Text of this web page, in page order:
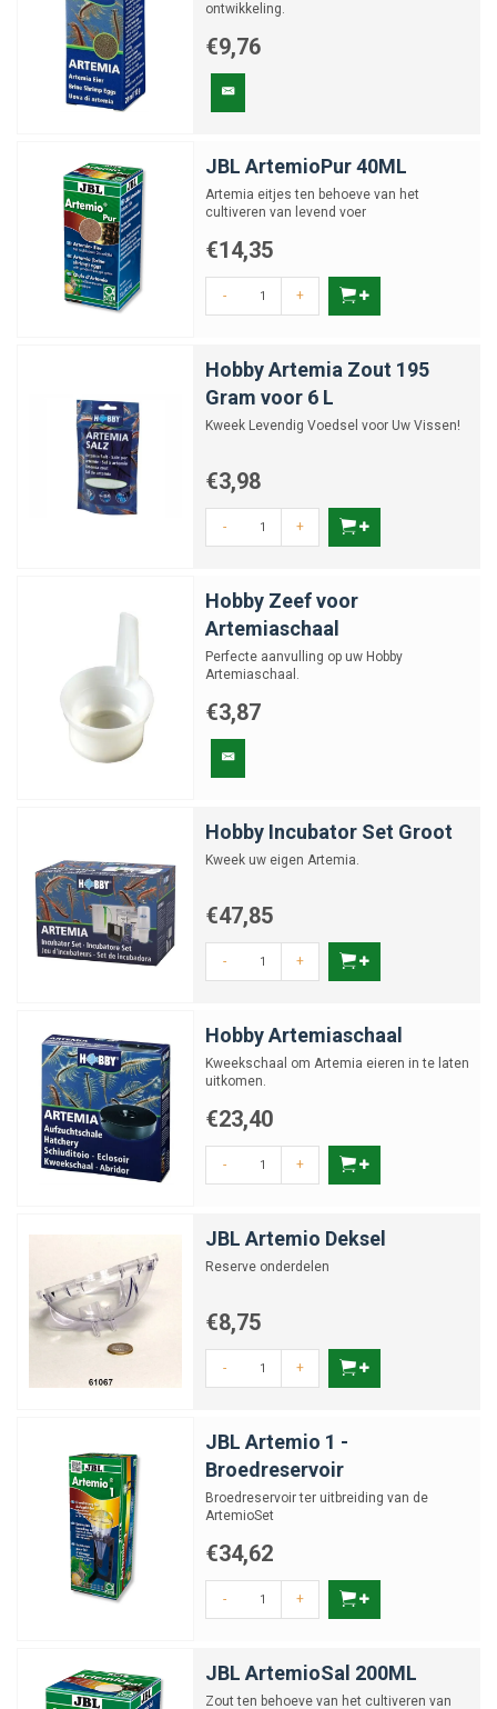
ontwikkeling.
€9,76
JBL ArtemioPur 40ML
Artemia eitjes ten behoeve van het
cultiveren van levend voer
€14,35
- +
Hobby Artemia Zout 195
Gram voor 6 L
Kweek Levendig Voedsel voor Uw Vissen!
€3,98
- +
Hobby Zeef voor
Artemiaschaal
Perfecte aanvulling op uw Hobby
Artemiaschaal.
€3,87
Hobby Incubator Set Groot
Kweek uw eigen Artemia.
€47,85
- +
Hobby Artemiaschaal
Kweekschaal om Artemia eieren in te laten
uitkomen.
€23,40
- +
JBL Artemio Deksel
Reserve onderdelen
€8,75
- +
JBL Artemio 1 -
Broedreservoir
Broedreservoir ter uitbreiding van de
ArtemioSet
€34,62
- +
JBL ArtemioSal 200ML
Zout ten behoeve van het cultiveren van